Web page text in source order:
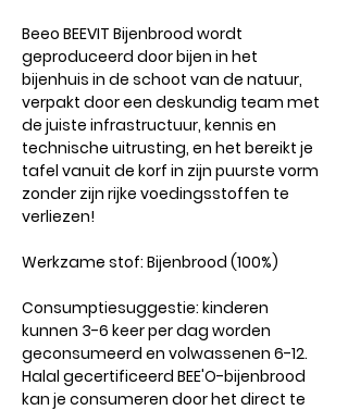
Beeo BEEVIT Bijenbrood wordt
geproduceerd door bijen in het
bijenhuis in de schoot van de natuur,
verpakt door een deskundig team met
de juiste infrastructuur, kennis en
technische uitrusting, en het bereikt je
tafel vanuit de korf in zijn puurste vorm
zonder zijn rijke voedingsstoffen te
verliezen!
Werkzame stof: Bijenbrood (100%)
Consumptiesuggestie: kinderen
kunnen 3-6 keer per dag worden
geconsumeerd en volwassenen 6-12.
Halal gecertificeerd BEE'O-bijenbrood
kan je consumeren door het direct te